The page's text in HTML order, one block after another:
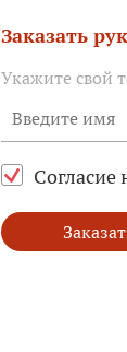
Заказать
Укажите свой
Согласие